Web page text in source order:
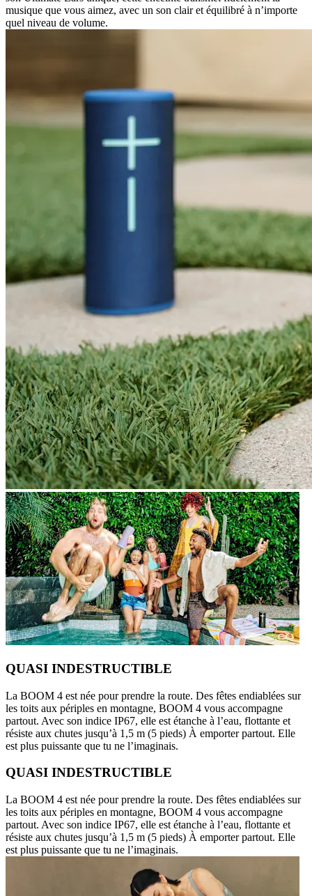
musique que vous aimez, avec un son clair et équilibré à n’importe
quel niveau de volume.
QUASI INDESTRUCTIBLE
La BOOM 4 est née pour prendre la route. Des fêtes endiablées sur
les toits aux périples en montagne, BOOM 4 vous accompagne
partout. Avec son indice IP67, elle est étanche à l’eau, flottante et
résiste aux chutes jusqu’à 1,5 m (5 pieds) À emporter partout. Elle
est plus puissante que tu ne l’imaginais.
QUASI INDESTRUCTIBLE
La BOOM 4 est née pour prendre la route. Des fêtes endiablées sur
les toits aux périples en montagne, BOOM 4 vous accompagne
partout. Avec son indice IP67, elle est étanche à l’eau, flottante et
résiste aux chutes jusqu’à 1,5 m (5 pieds) À emporter partout. Elle
est plus puissante que tu ne l’imaginais.